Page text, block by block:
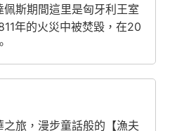
佩斯期間這里是匈牙利王室
年的火災中被焚毀，在20
旅，漫步童話般的【漁夫